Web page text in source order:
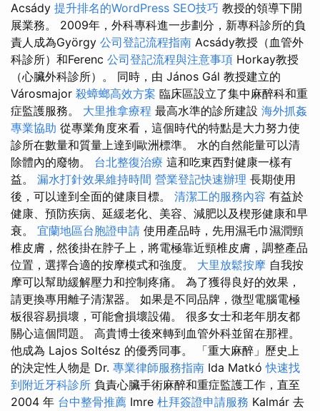
Acsády 提升排名的WordPress SEO技巧 教授的領導下開
展業務。 2009年，外科專科進一步劃分，新專科診所的負
責人成為György 公司登記流程指南 Acsády教授（血管外
科診所）和Ferenc 公司登記流程與注意事項 Horkay教授
（心臟外科診所）。 同時，由 János Gál 教授建立的
Városmajor 殺蟑螂高效方案 臨床區設立了集中麻醉科和重
症監護服務。 大里推拿療程 最高水準的診所建設 海外抓姦
專業協助 從專業角度來看，這個時代的特點是大力努力使
診所在數量和質量上達到歐洲標準。 水的自然能量可以清
除體內的廢物。 台北整復治療 這和吃東西對健康一樣有
益。 漏水打針效果維持時間 營業登記快速辦理 長期使用
後，可以達到全面的健康目標。 清潔工的服務內容 有益於
健康、預防疾病、延緩老化、美容、減肥以及楔形健康和早
衰。 宜蘭地區台胞證申請 使用產品時，先用濕毛巾濕潤頸
椎皮膚，然後掛在脖子上，將電極靠近頸椎皮膚，調整產品
位置，選擇合適的按摩模式和強度。 大里放鬆按摩 自我按
摩可以幫助緩解壓力和控制疼痛。 為了獲得良好的效果，
請更換專用離子清潔器。 如果是不同品牌，微型電腦電極
板很容易損壞，可能會損壞設備。 很多女士和老年朋友都
關心這個問題。 高貴博士後來轉到血管外科並留在那裡。
他成為 Lajos Soltész 的優秀同事。 「重大麻醉」歷史上
的決定性人物是 Dr. 專業律師服務指南 Ida Matkó快速找
到附近牙科診所 負責心臟手術麻醉和重症監護工作，直至
2004 年 台中整骨推薦 Imre 杜拜簽證申請服務 Kalmár 去